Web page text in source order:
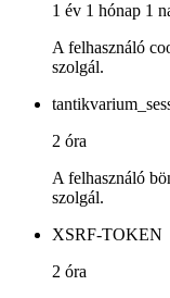
1 év 1 hónap 1
A felhasználó
szolgál.
2 óra
A felhasználó
szolgál.
XSRF-TOKEN
2 óra